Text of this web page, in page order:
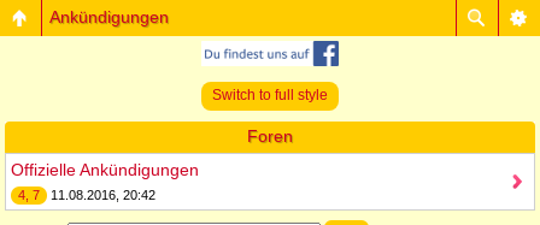
Ankündigungen
Switch to full style
Foren
Offizielle Ankündigungen
4, 7 11.08.2016, 20:42